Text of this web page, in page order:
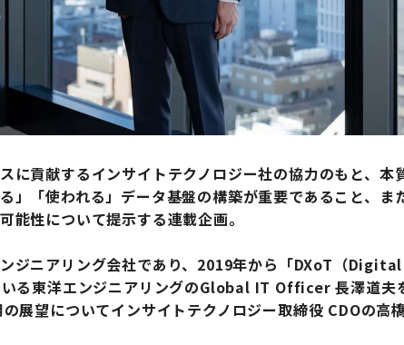
に貢献するインサイトテクノロジー社の協力のもと、本
」「使われる」データ基盤の構築が重要であること、ま
能性について提示する連載企画。
ジニアリング会社であり、2019年から「DXoT（
る東洋エンジニアリングのGlobal IT Officer 長澤道夫
展望についてインサイトテクノロジー取締役 CDOの高